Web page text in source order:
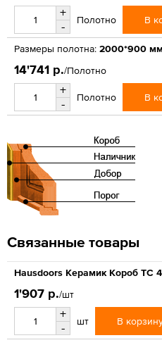
+
-
Полотно В
Размеры полотна: 2000*900 мм
14'741 р./Полотно
+
-
Полотно В
Связанные товары
Hausdoors Керамик Короб ТС
1'907 р./шт
+
-
шт В